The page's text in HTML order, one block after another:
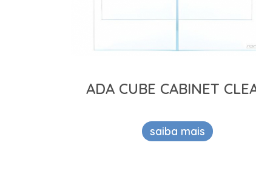
ADA CUBE CABINET
saiba mais